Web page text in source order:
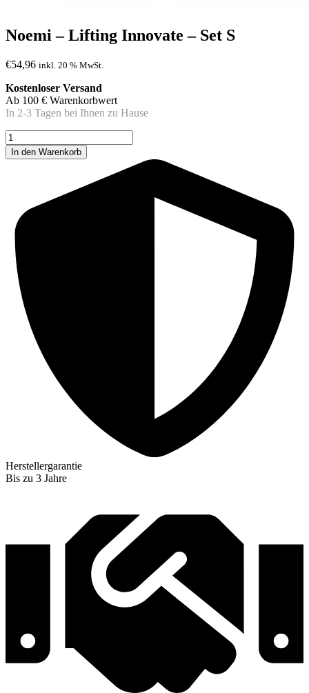
Noemi – Lifting Innovate – Set S
€54,96 inkl. 20 % MwSt.
Kostenloser Versand
Ab 100 € Warenkorbwert
In 2-3 Tagen bei Ihnen zu Hause
Noemi
-
Lifting
Menge
In den Warenkorb
Herstellergarantie
Bis zu 3 Jahre